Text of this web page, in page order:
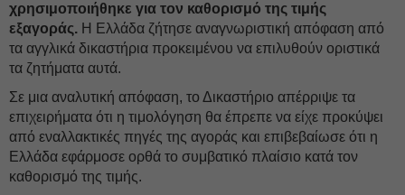
χρησιμοποιήθηκε για τον καθορισμό της τιμής
εξαγοράς. Η Ελλάδα ζήτησε αναγνωριστική απόφαση από
τα αγγλικά δικαστήρια προκειμένου να επιλυθούν οριστικά
τα ζητήματα αυτά.
Σε μια αναλυτική απόφαση, το Δικαστήριο απέρριψε τα
επιχειρήματα ότι η τιμολόγηση θα έπρεπε να είχε προκύψει
από εναλλακτικές πηγές της αγοράς και επιβεβαίωσε ότι η
Ελλάδα εφάρμοσε ορθά το συμβατικό πλαίσιο κατά τον
καθορισμό της τιμής.